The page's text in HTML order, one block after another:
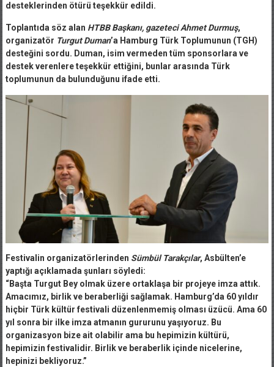
desteklerinden ötürü teşekkür edildi.
Toplantıda söz alan HTBB Başkanı, gazeteci Ahmet Durmuş,
organizatör Turgut Duman’a Hamburg Türk Toplumunun (TGH)
desteğini sordu. Duman, isim vermeden tüm sponsorlara ve
destek verenlere teşekkür ettiğini, bunlar arasında Türk
toplumunun da bulunduğunu ifade etti.
Festivalin organizatörlerinden Sümbül Tarakçılar, Asbülten’e
yaptığı açıklamada şunları söyledi:
“Başta Turgut Bey olmak üzere ortaklaşa bir projeye imza attık.
Amacımız, birlik ve beraberliği sağlamak. Hamburg’da 60 yıldır
hiçbir Türk kültür festivali düzenlenmemiş olması üzücü. Ama 60
yıl sonra bir ilke imza atmanın gururunu yaşıyoruz. Bu
organizasyon bize ait olabilir ama bu hepimizin kültürü,
hepimizin festivalidir. Birlik ve beraberlik içinde nicelerine,
hepinizi bekliyoruz.”